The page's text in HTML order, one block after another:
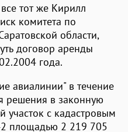
тот же Кирилл
комитета по
области,
договор аренды
года.
авиалинии" в течение
решения в законную
участок с кадастровым
площадью 2 219 705